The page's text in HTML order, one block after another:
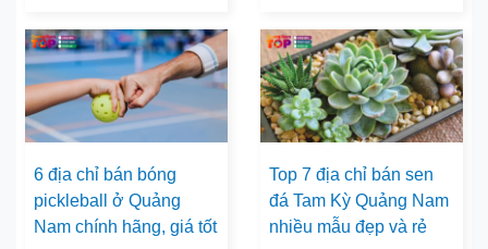
6 địa chỉ bán bóng
pickleball ở Quảng
Nam chính hãng, giá tốt
Top 7 địa chỉ bán sen
đá Tam Kỳ Quảng Nam
nhiều mẫu đẹp và rẻ